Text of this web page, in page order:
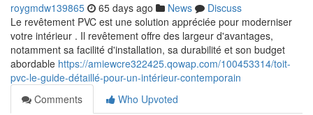
roygmdw139865 65 days ago News
Discuss
Le revêtement PVC est une solution appréciée pour moderniser
votre intérieur . Il revêtement offre des largeur d'avantages,
notamment sa facilité d'installation, sa durabilité et son budget
abordable https://amiewcre322425.qowap.com/100453314/toit-
pvc-le-guide-détaillé-pour-un-intérieur-contemporain
Comments
Who Upvoted